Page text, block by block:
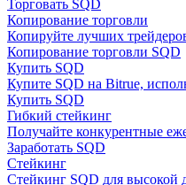
Информация
Анализ больших
Торговать SQD
Копирование торговли
Копируйте лучших
Копирование торговли SQD
Купить SQD
Купите SQD на Bitrue,
Купить SQD
Гибкий стейкинг
Получайте конкурентные
Заработать SQD
Стейкинг
Стейкинг SQD для высокой